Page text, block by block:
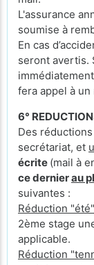
L'assurance
soumise à
En cas
seront avertis.
fera appel à
6°
Des
secrétariat, et
écrite (mail à
ce dernierau
suivantes :
Réduction "été"
2ème stage
applicable.
Réduction